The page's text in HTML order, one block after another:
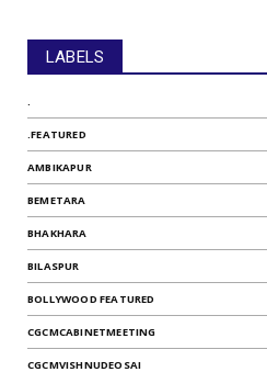
LABELS
.
.FEATURED
AMBIKAPUR
BEMETARA
BHAKHARA
BILASPUR
BOLLYWOOD FEATURED
CGCMCABINETMEETING
CGCMVISHNUDEOSAI